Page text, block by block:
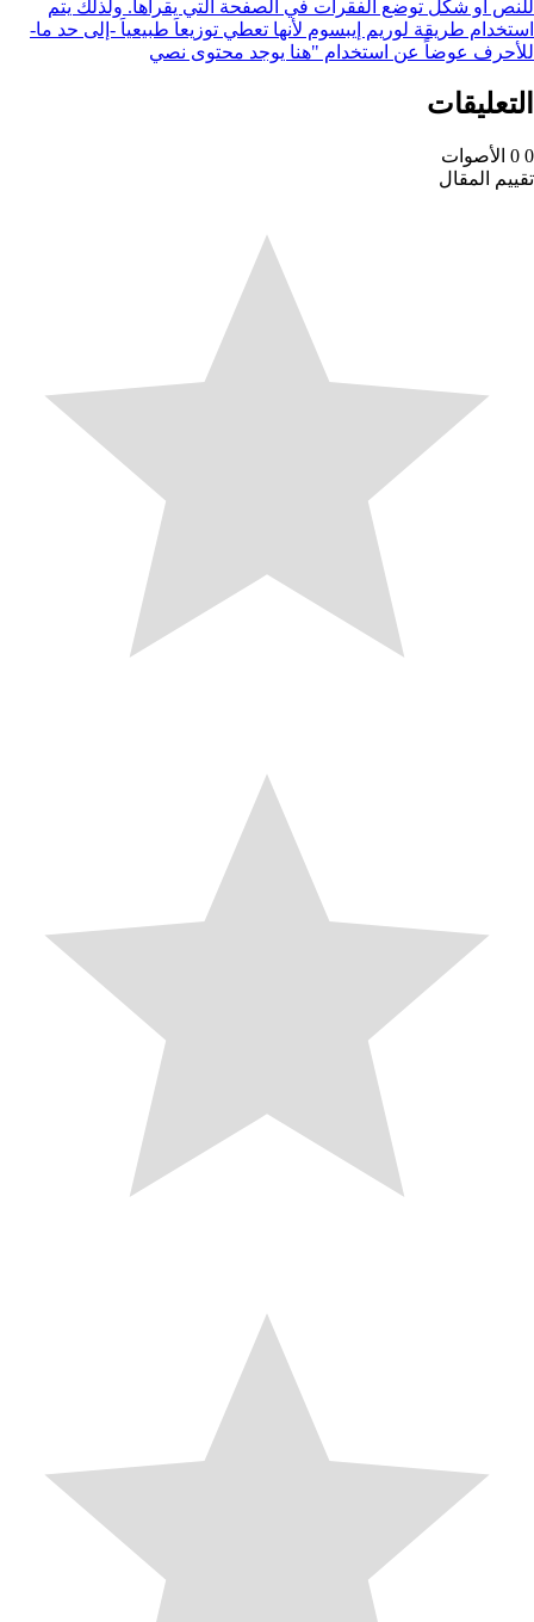
شكل توضع الفقرات في الصفحة التي يقرأها. ولذلك يتم
طريقة لوريم إيبسوم لأنها تعطي توزيعاَ طبيعياَ -إلى حد ما-
عوضاً عن استخدام "هنا يوجد محتوى نصي